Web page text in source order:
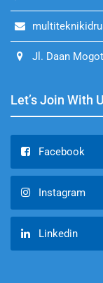
Jl. Daan
Let’s Join With
Facebook
Instagram
Linkedin